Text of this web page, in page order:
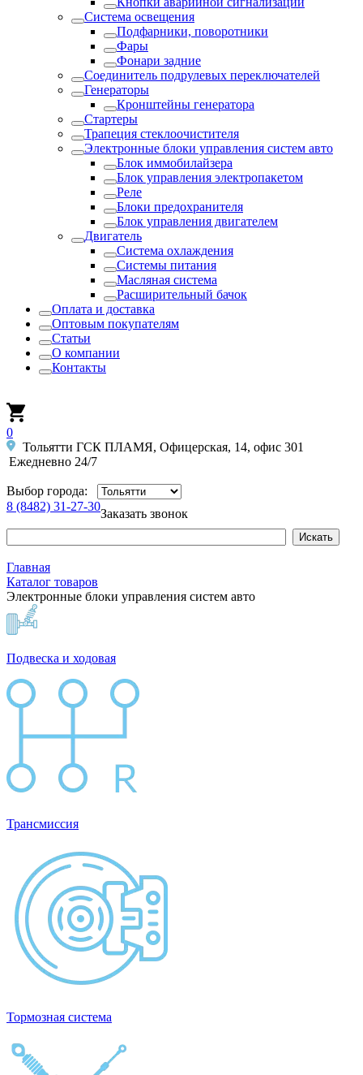
Система освещения
Подфарники, поворотники
Фары
Фонари задние
Соединитель подрулевых переключателей
Генераторы
Кронштейны генератора
Стартеры
Трапеция стеклоочистителя
Электронные блоки управления систем авто
Блок иммобилайзера
Блок управления электропакетом
Реле
Блоки предохранителя
Блок управления двигателем
Двигатель
Система охлаждения
Системы питания
Масляная система
Расширительный бачок
Оплата и доставка
Оптовым покупателям
Статьи
О компании
Контакты
0
Тольятти ГСК ПЛАМЯ, Офицерская, 14, офис 301
Ежедневно 24/7
Выбор города:
8 (8482) 31-27-30
Заказать звонок
Главная
Каталог товаров
Электронные блоки управления систем авто
Подвеска и ходовая
Трансмиссия
Тормозная система